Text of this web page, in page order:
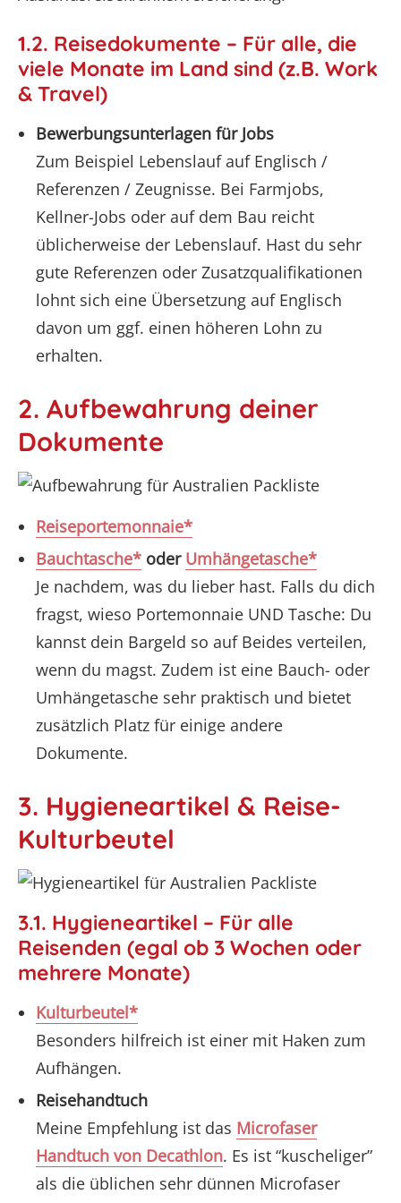
1.2. Reisedokumente – Für alle, die
viele Monate im Land sind (z.B. Work
& Travel)
Bewerbungsunterlagen für Jobs
Zum Beispiel Lebenslauf auf Englisch /
Referenzen / Zeugnisse. Bei Farmjobs,
Kellner-Jobs oder auf dem Bau reicht
üblicherweise der Lebenslauf. Hast du sehr
gute Referenzen oder Zusatzqualifikationen
lohnt sich eine Übersetzung auf Englisch
davon um ggf. einen höheren Lohn zu
erhalten.
2. Aufbewahrung deiner
Dokumente
Reiseportemonnaie*
Bauchtasche* oder Umhängetasche*
Je nachdem, was du lieber hast. Falls du dich
fragst, wieso Portemonnaie UND Tasche: Du
kannst dein Bargeld so auf Beides verteilen,
wenn du magst. Zudem ist eine Bauch- oder
Umhängetasche sehr praktisch und bietet
zusätzlich Platz für einige andere
Dokumente.
3. Hygieneartikel & Reise-
Kulturbeutel
3.1. Hygieneartikel – Für alle
Reisenden (egal ob 3 Wochen oder
mehrere Monate)
Kulturbeutel*
Besonders hilfreich ist einer mit Haken zum
Aufhängen.
Reisehandtuch
Meine Empfehlung ist das Microfaser
Handtuch von Decathlon. Es ist “kuscheliger”
als die üblichen sehr dünnen Microfaser